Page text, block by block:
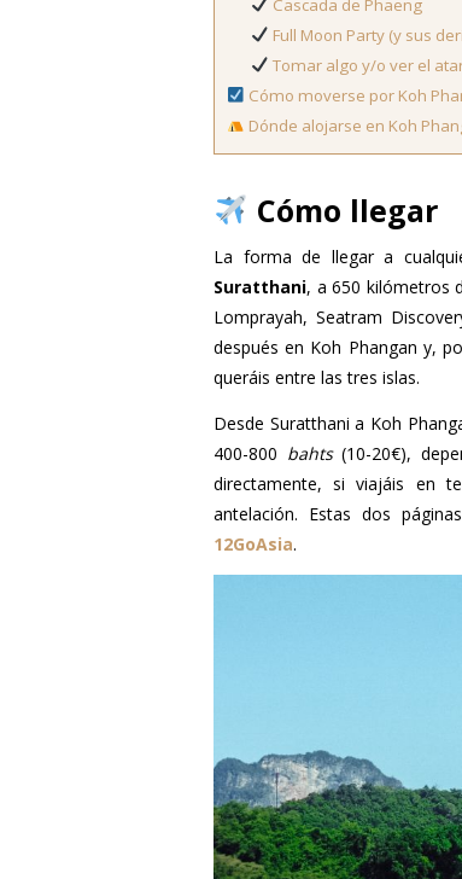
Cascada de Phaeng
Full Moon Party (y sus
Tomar algo y/o ver el
Cómo moverse por Koh
Dónde alojarse en Koh
Cómo llegar
La forma de llegar a
Suratthani, a 650 kilómetros
Lomprayah, Seatram
después en Koh Phangan y,
queráis entre las tres islas.
Desde Suratthani a Koh
400-800 bahts(10-20€),
directamente, si viajáis en
antelación. Estas dos
12GoAsia.